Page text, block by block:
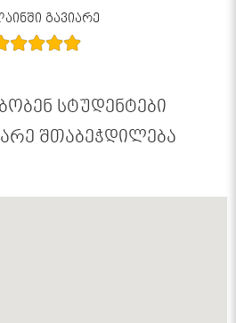
გავიარე
სტუდენტები
შთაბეჭდილება